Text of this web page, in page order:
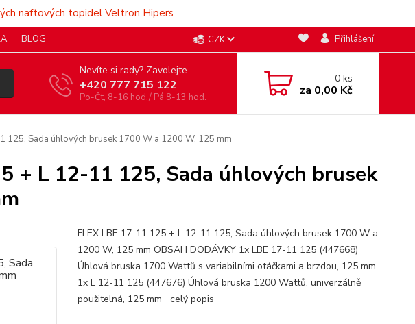
naftových topidel Veltron Hipers
BLOG CZK Přihlášení
Nevíte si rady? Zavolejte.
+420 777 715 122
Po-Čt, 8-16 hod./ Pá 8-13 hod.
0ks
za 0,00 Kč
125, Sada úhlových brusek 1700 W a 1200 W, 125 mm
+ L 12-11 125, Sada úhlových brusek
FLEX LBE 17-11 125 + L 12-11 125, Sada úhlových brusek 1700 W a
1200 W, 125 mm OBSAH DODÁVKY 1x LBE 17-11 125 (447668)
Úhlová bruska 1700 Wattů s variabilními otáčkami a brzdou, 125 mm
1x L 12-11 125 (447676) Úhlová bruska 1200 Wattů, univerzálně
použitelná, 125 mm celý popis